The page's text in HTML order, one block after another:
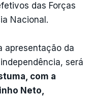
das Forças
Nacional.
apresentação da
será
com a
Neto,